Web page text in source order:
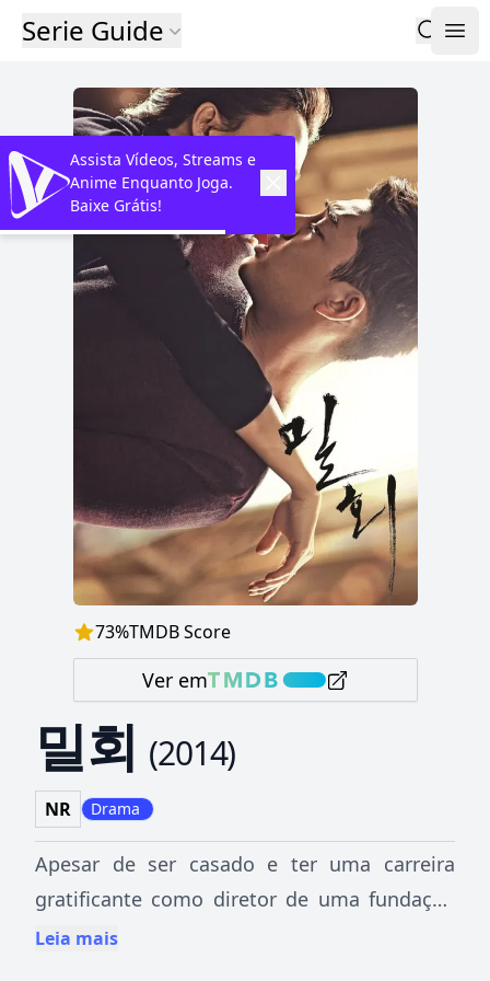
Serie Guide
73%TMDB Score
Ver em
밀회 (2014)
NR Drama
Apesar de ser casado e ter uma carreira
gratificante como diretor de uma fundação
artística sofisticada, algo está faltando na
Leia mais
Assista Vídeos, Streams e
Anime Enquanto Joga.
Baixe Grátis!